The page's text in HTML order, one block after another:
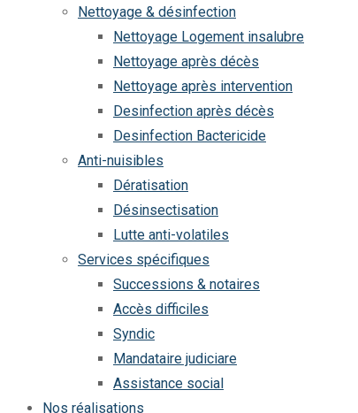
Nettoyage & désinfection
Nettoyage Logement insalubre
Nettoyage après décès
Nettoyage après intervention
Desinfection après décès
Desinfection Bactericide
Anti-nuisibles
Dératisation
Désinsectisation
Lutte anti-volatiles
Services spécifiques
Successions & notaires
Accès difficiles
Syndic
Mandataire judiciare
Assistance social
Nos réalisations